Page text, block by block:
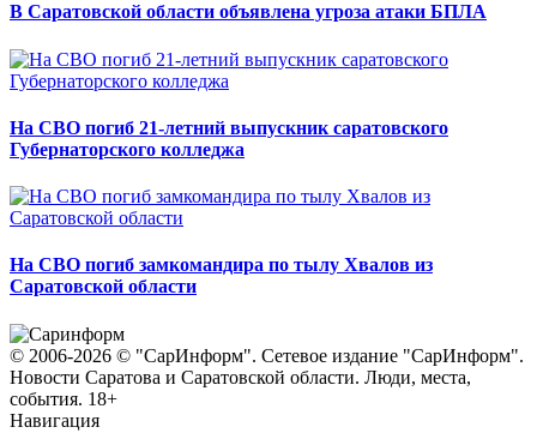
В Саратовской области объявлена угроза атаки БПЛА
На СВО погиб 21-летний выпускник саратовского
Губернаторского колледжа
На СВО погиб замкомандира по тылу Хвалов из
Саратовской области
© 2006-2026 © "СарИнформ". Сетевое издание "СарИнформ".
Новости Саратова и Саратовской области. Люди, места,
события. 18+
Навигация